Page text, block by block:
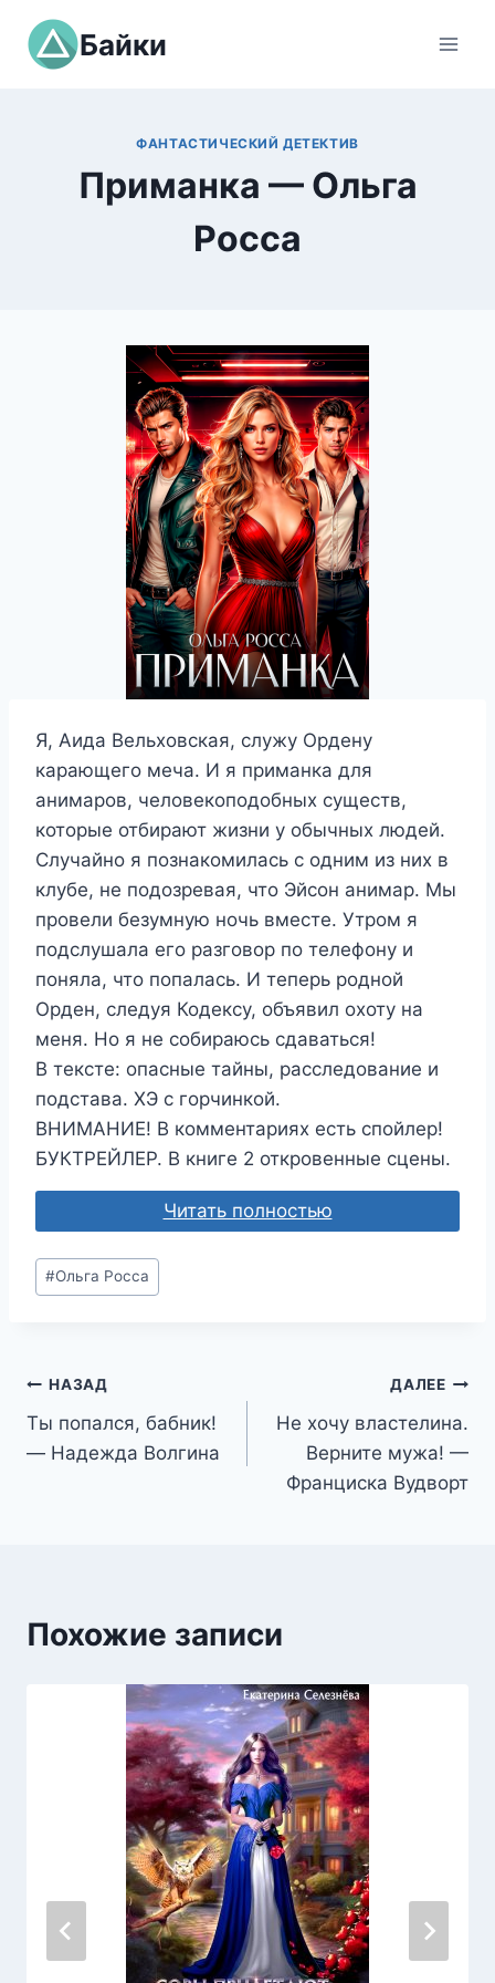
Перейти
содержимому
Байки
ФАНТАСТИЧЕСКИЙ ДЕТЕКТИВ
Приманка — Ольга
Росса
Я, Аида Вельховская, служу Ордену
карающего меча. И я приманка для
анимаров, человекоподобных существ,
которые отбирают жизни у обычных людей.
Случайно я познакомилась с одним из них в
клубе, не подозревая, что Эйсон анимар. Мы
провели безумную ночь вместе. Утром я
подслушала его разговор по телефону и
поняла, что попалась. И теперь родной
Орден, следуя Кодексу, объявил охоту на
меня. Но я не собираюсь сдаваться!
В тексте: опасные тайны, расследование и
подстава. ХЭ с горчинкой.
ВНИМАНИЕ! В комментариях есть спойлер!
БУКТРЕЙЛЕР. В книге 2 откровенные сцены.
Читать полностью
Метки
записи:
#Ольга Росса
Навигация
по
НАЗАД
Ты попался, бабник!
— Надежда Волгина
ДАЛЕЕ
Не хочу властелина.
Верните мужа! —
Франциска Вудворт
Похожие записи